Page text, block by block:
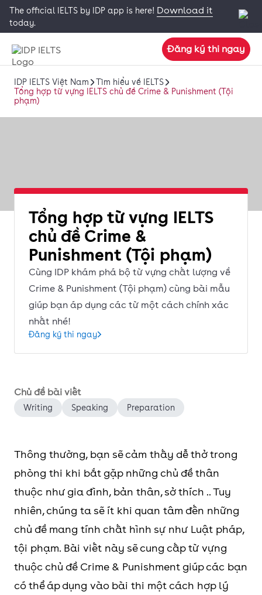
The official IELTS by IDP app is here! Download it
today.
Đăng ký thi ngay
IDP IELTS Việt Nam
Tìm hiểu về IELTS
Tổng hợp từ vựng IELTS chủ đề Crime & Punishment (Tội
phạm)
Tổng hợp từ vựng IELTS
chủ đề Crime &
Punishment (Tội phạm)
Cùng IDP khám phá bộ từ vựng chất lượng về
Crime & Punishment (Tội phạm) cùng bài mẫu
giúp bạn áp dụng các từ một cách chính xác
nhất nhé!
Đăng ký thi ngay
Chủ đề bài viết
Writing Speaking Preparation
Thông thường, bạn sẽ cảm thấy dễ thở trong
phòng thi khi bắt gặp những chủ đề thân
thuộc như gia đình, bản thân, sở thích .. Tuy
nhiên, chúng ta sẽ ít khi quan tâm đến những
chủ đề mang tính chất hình sự như Luật pháp,
tội phạm. Bài viết này sẽ cung cấp từ vựng
thuộc chủ đề Crime & Punishment giúp các bạn
có thể áp dụng vào bài thi một cách hợp lý